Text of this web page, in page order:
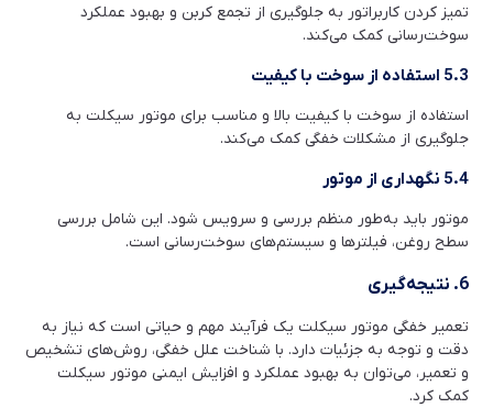
تمیز کردن کاربراتور به جلوگیری از تجمع کربن و بهبود عملکرد
سوخت‌رسانی کمک می‌کند.
5.3 استفاده از سوخت با کیفیت
استفاده از سوخت با کیفیت بالا و مناسب برای موتور سیکلت به
جلوگیری از مشکلات خفگی کمک می‌کند.
5.4 نگهداری از موتور
موتور باید به‌طور منظم بررسی و سرویس شود. این شامل بررسی
سطح روغن، فیلترها و سیستم‌های سوخت‌رسانی است.
6. نتیجه‌گیری
تعمیر خفگی موتور سیکلت یک فرآیند مهم و حیاتی است که نیاز به
دقت و توجه به جزئیات دارد. با شناخت علل خفگی، روش‌های تشخیص
و تعمیر، می‌توان به بهبود عملکرد و افزایش ایمنی موتور سیکلت
کمک کرد.